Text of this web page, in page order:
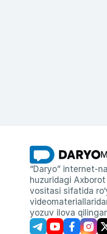
“Daryo” internet-
huzuridagi
vositasi sifatida
yozuv ilova